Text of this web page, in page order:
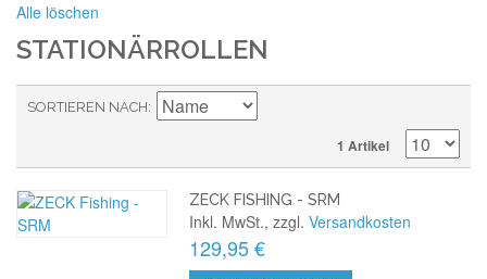
Alle löschen
STATIONÄRROLLEN
SORTIEREN NACH
1 Artikel
ZECK FISHING - SRM
Inkl. MwSt., zzgl.Versandkosten
129,95 €